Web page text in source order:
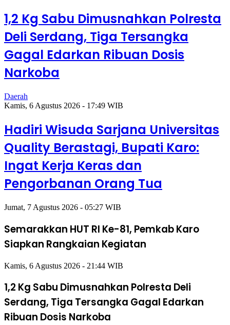
1,2 Kg Sabu Dimusnahkan Polresta
Deli Serdang, Tiga Tersangka
Gagal Edarkan Ribuan Dosis
Narkoba
Daerah
Kamis, 6 Agustus 2026 - 17:49 WIB
Hadiri Wisuda Sarjana Universitas
Quality Berastagi, Bupati Karo:
Ingat Kerja Keras dan
Pengorbanan Orang Tua
Jumat, 7 Agustus 2026 - 05:27 WIB
Semarakkan HUT RI Ke-81, Pemkab Karo
Siapkan Rangkaian Kegiatan
Kamis, 6 Agustus 2026 - 21:44 WIB
1,2 Kg Sabu Dimusnahkan Polresta Deli
Serdang, Tiga Tersangka Gagal Edarkan
Ribuan Dosis Narkoba